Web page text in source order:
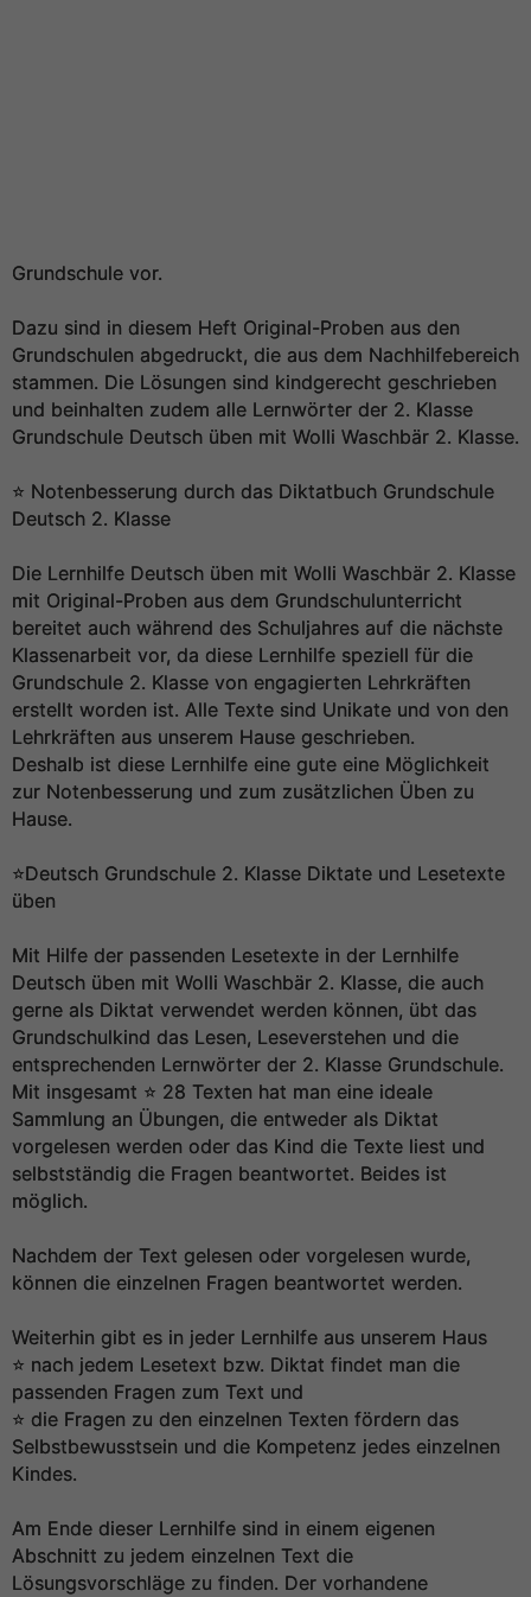
Grundschule vor.
Dazu sind in diesem Heft Original-Proben aus den
Grundschulen abgedruckt, die aus dem Nachhilfebereich
stammen. Die Lösungen sind kindgerecht geschrieben
und beinhalten zudem alle Lernwörter der 2. Klasse
Grundschule Deutsch üben mit Wolli Waschbär 2. Klasse.
⭐️ Notenbesserung durch das Diktatbuch Grundschule
Deutsch 2. Klasse
Die Lernhilfe Deutsch üben mit Wolli Waschbär 2. Klasse
mit Original-Proben aus dem Grundschulunterricht
bereitet auch während des Schuljahres auf die nächste
Klassenarbeit vor, da diese Lernhilfe speziell für die
Grundschule 2. Klasse von engagierten Lehrkräften
erstellt worden ist. Alle Texte sind Unikate und von den
Lehrkräften aus unserem Hause geschrieben.
Deshalb ist diese Lernhilfe eine gute eine Möglichkeit
zur Notenbesserung und zum zusätzlichen Üben zu
Hause.
⭐️Deutsch Grundschule 2. Klasse Diktate und Lesetexte
üben
Mit Hilfe der passenden Lesetexte in der Lernhilfe
Deutsch üben mit Wolli Waschbär 2. Klasse, die auch
gerne als Diktat verwendet werden können, übt das
Grundschulkind das Lesen, Leseverstehen und die
entsprechenden Lernwörter der 2. Klasse Grundschule.
Mit insgesamt ⭐️ 28 Texten hat man eine ideale
Sammlung an Übungen, die entweder als Diktat
vorgelesen werden oder das Kind die Texte liest und
selbstständig die Fragen beantwortet. Beides ist
möglich.
Nachdem der Text gelesen oder vorgelesen wurde,
können die einzelnen Fragen beantwortet werden.
Weiterhin gibt es in jeder Lernhilfe aus unserem Haus
⭐️ nach jedem Lesetext bzw. Diktat findet man die
passenden Fragen zum Text und
⭐️ die Fragen zu den einzelnen Texten fördern das
Selbstbewusstsein und die Kompetenz jedes einzelnen
Kindes.
Am Ende dieser Lernhilfe sind in einem eigenen
Abschnitt zu jedem einzelnen Text die
Lösungsvorschläge zu finden. Der vorhandene